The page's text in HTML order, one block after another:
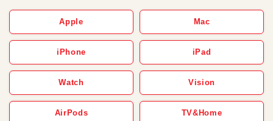
Apple Mac
iPhone iPad
Watch Vision
AirPods TV&Home